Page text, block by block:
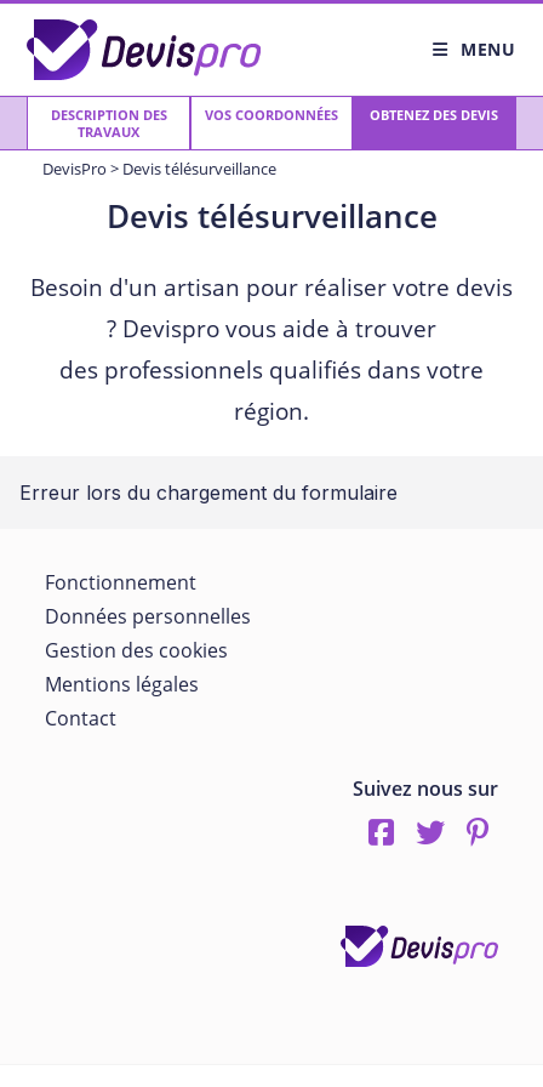
content
MENU
DESCRIPTION DES
TRAVAUX
VOS COORDONNÉES OBTENEZ DES DEVIS
DevisPro > Devis télésurveillance
Devis télésurveillance
Besoin d'un artisan pour réaliser votre devis
? Devispro vous aide à trouver
des professionnels qualifiés dans votre
région.
Erreur lors du chargement du formulaire
Fonctionnement
Données personnelles
Gestion des cookies
Mentions légales
Contact
Suivez nous sur